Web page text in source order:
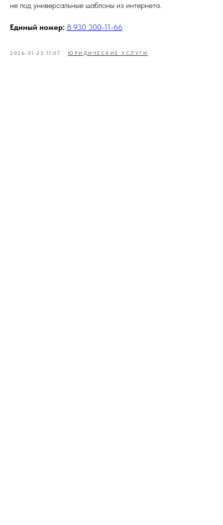
не под универсальные шаблоны из интернета.
Единый номер: 8 930 300-11-66
2026-01-23 11:07 ЮРИДИЧЕСКИЕ УСЛУГИ